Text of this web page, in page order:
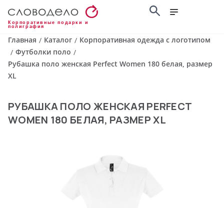
Корпоративные подарки и
полиграфия
Главная / Каталог / Корпоративная одежда с логотипом
/ Футболки поло /
Рубашка поло женская Perfect Women 180 белая, размер
XL
РУБАШКА ПОЛО ЖЕНСКАЯ PERFECT
WOMEN 180 БЕЛАЯ, РАЗМЕР XL